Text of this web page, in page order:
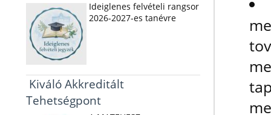
Ideiglenes felvételi rangsor
2026-2027-es tanévre
Kiváló Akkreditált
Tehetségpont